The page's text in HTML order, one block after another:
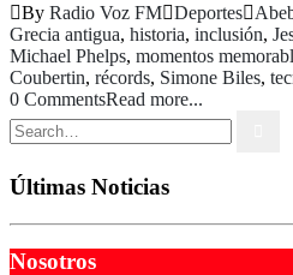
By Radio Voz FM Deportes
Grecia antigua, historia, inclusión,
Michael Phelps, momentos
Coubertin, récords, Simone Biles,
0 CommentsRead more...
Últimas Noticias
Nosotros